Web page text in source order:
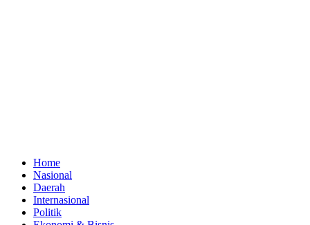
Home
Nasional
Daerah
Internasional
Politik